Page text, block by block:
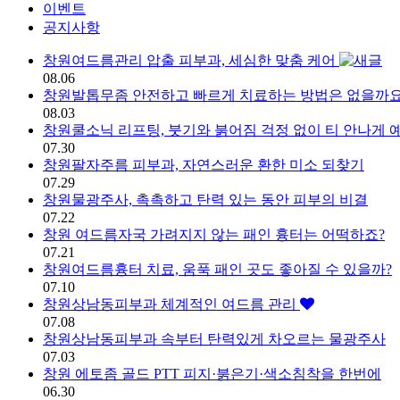
이벤트
공지사항
소식/정보 | 창원 피부과 디엘의
창원여드름관리 압출 피부과, 세심한 맞춤 케어
08.06
창원발톱무좀 안전하고 빠르게 치료하는 방법은 없을까
08.03
창원쿨소닉 리프팅, 붓기와 붉어짐 걱정 없이 티 안나게
07.30
창원팔자주름 피부과, 자연스러운 환한 미소 되찾기
07.29
창원물광주사, 촉촉하고 탄력 있는 동안 피부의 비결
07.22
창원 여드름자국 가려지지 않는 패인 흉터는 어떡하죠?
07.21
창원여드름흉터 치료, 움푹 패인 곳도 좋아질 수 있을까?
07.10
창원상남동피부과 체계적인 여드름 관리
07.08
창원상남동피부과 속부터 탄력있게 차오르는 물광주사
07.03
창원 에토좀 골드 PTT 피지·붉은기·색소침착을 한번에
06.30